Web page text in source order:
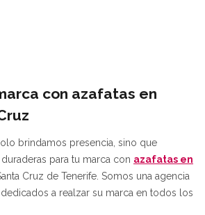
con azafatas en
brindamos presencia, sino que
para tu marca con azafatas en
Cruz de Tenerife. Somos una agencia
a realzar su marca en todos los